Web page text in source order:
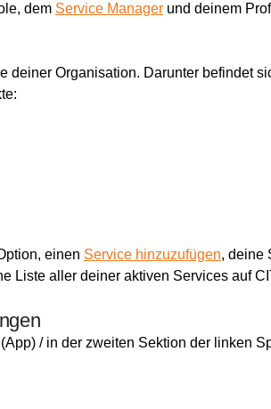
dem Service Manager und deinem
deiner Organisation. Darunter befindet
einen Service hinzuzufügen, deine
Liste aller deiner aktiven Services auf
/ in der zweiten Sektion der linken